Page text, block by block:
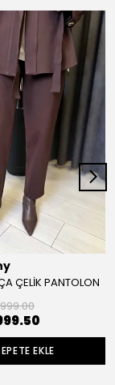
ÇELİK PANTOLON
EKLE